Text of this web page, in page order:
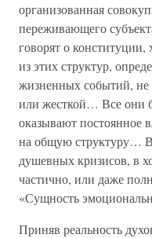
организованная
переживающего
говорят о
из этих структур,
жизненных событий, не
или жесткой… Все они
оказывают постоянное
на общую структуру… В
душевных кризисов, в
частично, или даже
«Сущность
Приняв реальность